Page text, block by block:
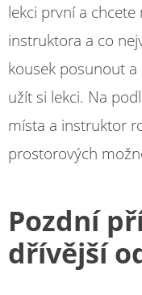
lekci první a
instruktora a co
kousek posunout
užít si lekci. Na
místa a instruktor
prostorových
Pozdní
dřívější